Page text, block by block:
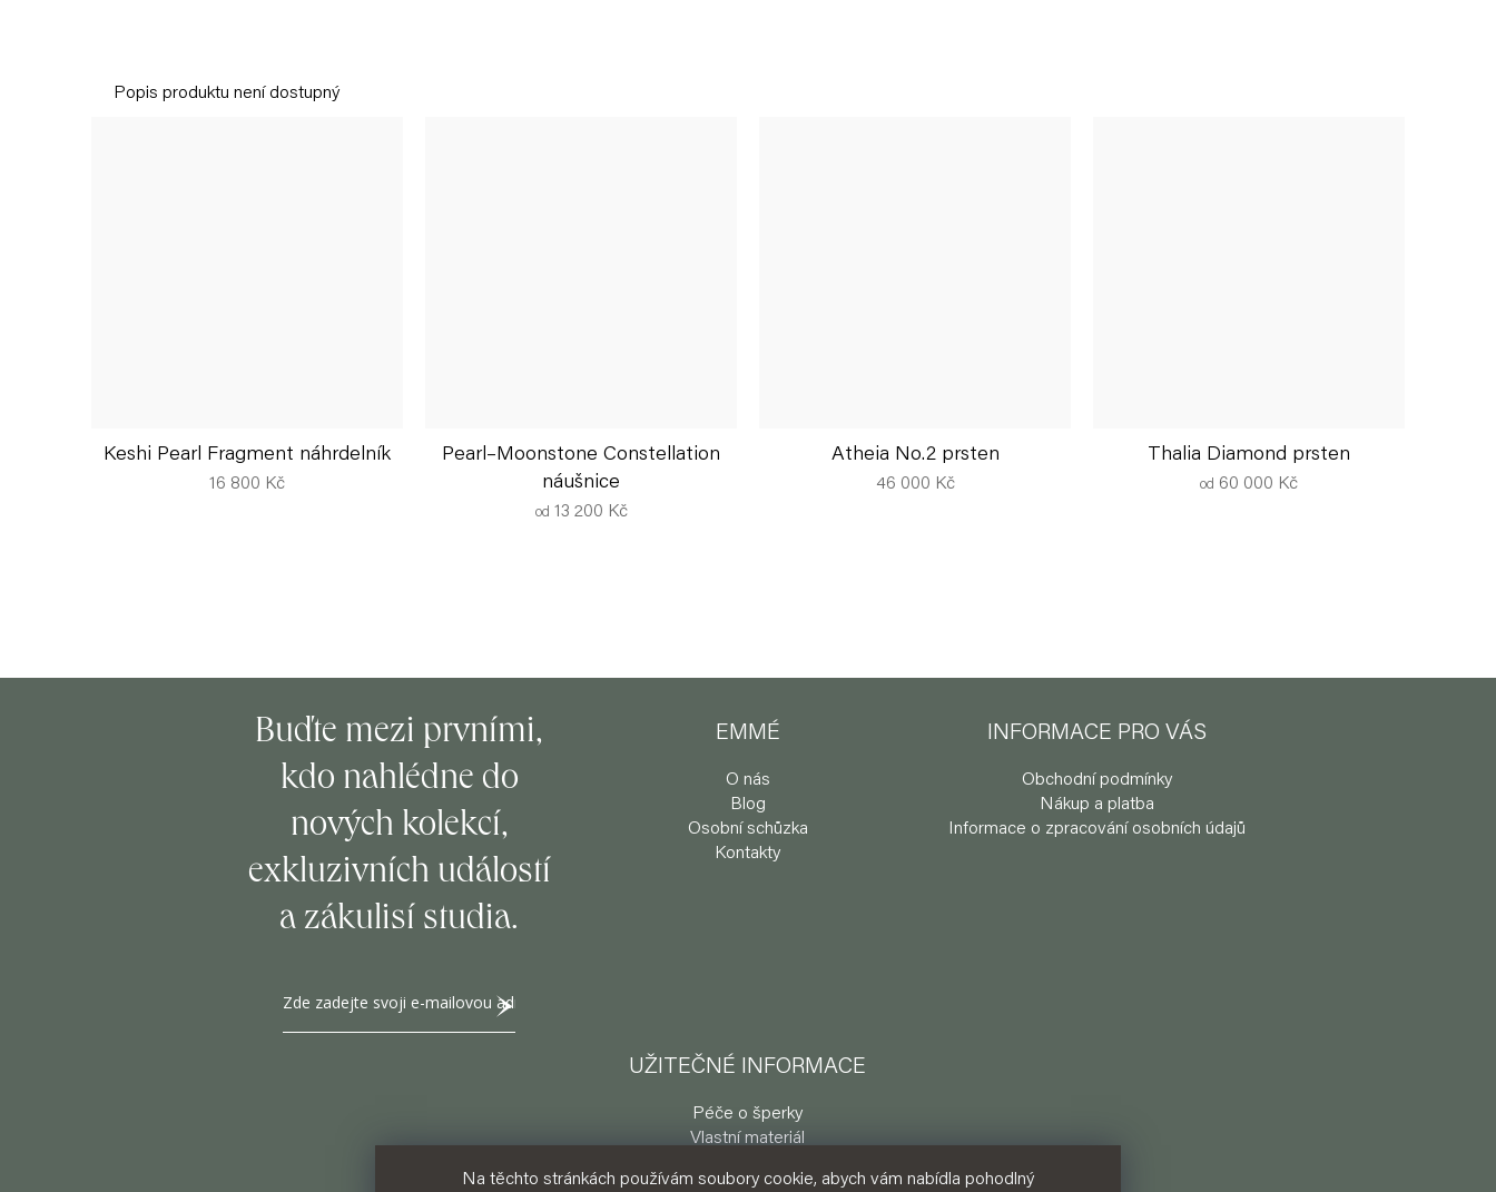
Na těchto stránkách používám soubory cookie, abych vám nabídla pohodlný
Popis produktu není dostupný
Keshi Pearl Fragment náhrdelník
16 800 Kč
Pearl–Moonstone Constellation
náušnice
od 13 200 Kč
Atheia No.2 prsten
46 000 Kč
Thalia Diamond prsten
od 60 000 Kč
Buďte mezi prvními,
kdo nahlédne do
nových kolekcí,
exkluzivních událostí
a zákulisí studia.
EMMÉ
O nás
Blog
Osobní schůzka
Kontakty
INFORMACE PRO VÁS
Obchodní podmínky
Nákup a platba
Informace o zpracování osobních údajů
UŽITEČNÉ INFORMACE
Péče o šperky
Vlastní materiál
Délky řetízků a náramků